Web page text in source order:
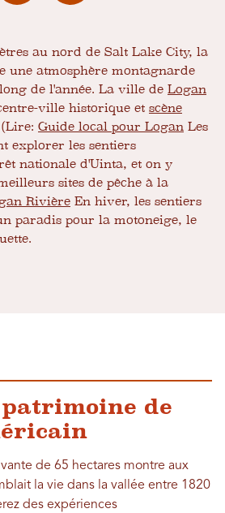
au nord de Salt Lake City, la
une atmosphère montagnarde
de l'année. La ville de Logan
ville historique et scène
(Lire: Guide local pour Logan Les
explorer les sentiers
nationale d'Uinta, et on y
sites de pêche à la
Rivière En hiver, les sentiers
paradis pour la motoneige, le
de
de 65 hectares montre aux
la vie dans la vallée entre 1820
des expériences